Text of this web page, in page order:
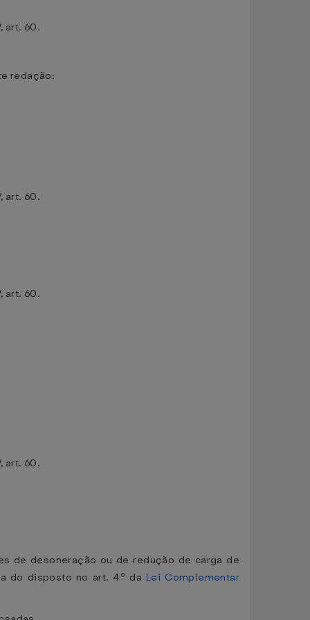
art. 60.
redação:
art. 60.
art. 60.
art. 60.
de desoneração ou de redução de carga de
do disposto no art. 4º da Lei Complementar